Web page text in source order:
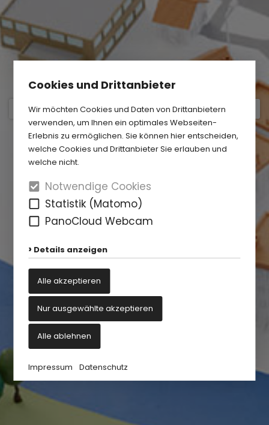
Cookies und Drittanbieter
Wir möchten Cookies und Daten von Drittanbietern
verwenden, um Ihnen ein optimales Webseiten-
Erlebnis zu ermöglichen. Sie können hier entscheiden,
welche Cookies und Drittanbieter Sie erlauben und
welche nicht.
Notwendige Cookies
Statistik (Matomo)
PanoCloud Webcam
Details anzeigen
Alle akzeptieren
Nur ausgewählte akzeptieren
Alle ablehnen
Impressum Datenschutz